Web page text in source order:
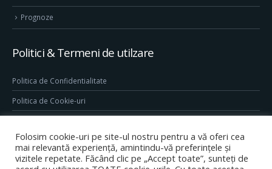
Prognoze
Politici & Termeni de utilzare
Politica de Confidentialitate
Politica de Cookie-uri
Conditii generale de utilizare site
Folosim cookie-uri pe site-ul nostru pentru a vă oferi cea
mai relevantă experiență, amintindu-vă preferințele și
vizitele repetate. Făcând clic pe „Accept toate”, sunteți de